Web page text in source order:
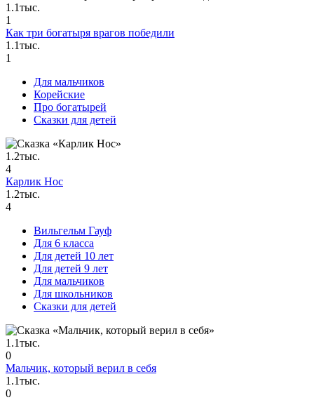
1.1тыс.
1
Как три богатыря врагов победили
1.1тыс.
1
Для мальчиков
Корейские
Про богатырей
Сказки для детей
1.2тыс.
4
Карлик Нос
1.2тыс.
4
Вильгельм Гауф
Для 6 класса
Для детей 10 лет
Для детей 9 лет
Для мальчиков
Для школьников
Сказки для детей
1.1тыс.
0
Мальчик, который верил в себя
1.1тыс.
0